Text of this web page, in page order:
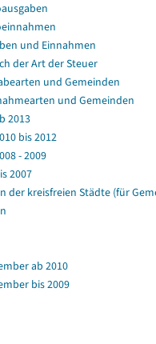
und Einnahmen
der Art der Steuer
und Gemeinden
und Gemeinden
2013
bis 2012
- 2009
2007
der kreisfreien Städte (für
ab 2010
bis 2009